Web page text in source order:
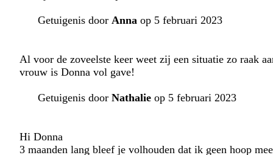
Getuigenis door Anna op 5 februari 2023
Al voor de zoveelste keer weet zij een situatie zo raak
vrouw is Donna vol gave!
Getuigenis door Nathalie op 5 februari 2023
Hi Donna
3 maanden lang bleef je volhouden dat ik geen hoop